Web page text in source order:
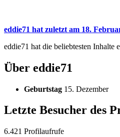
eddie71 hat zuletzt am 18.
eddie71 hat die beliebtesten Inhalte
Über eddie71
Geburtstag 15. Dezember
Letzte Besucher des
6.421 Profilaufrufe